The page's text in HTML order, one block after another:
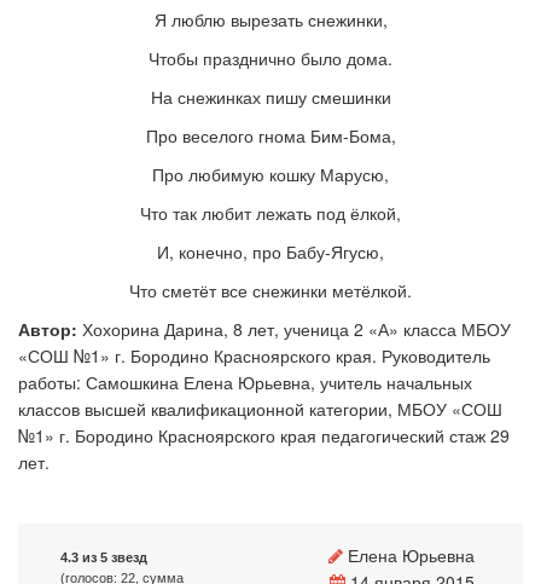
Я люблю вырезать снежинки,
Чтобы празднично было дома.
На снежинках пишу смешинки
Про веселого гнома Бим-Бома,
Про любимую кошку Марусю,
Что так любит лежать под ёлкой,
И, конечно, про Бабу-Ягусю,
Что сметёт все снежинки метёлкой.
Автор: Хохорина Дарина, 8 лет, ученица 2 «А» класса МБОУ
«СОШ №1» г. Бородино Красноярского края. Руководитель
работы: Самошкина Елена Юрьевна, учитель начальных
классов высшей квалификационной категории, МБОУ «СОШ
№1» г. Бородино Красноярского края педагогический стаж 29
лет.
4.3 из 5 звезд
(голосов: 22, сумма
Елена Юрьевна